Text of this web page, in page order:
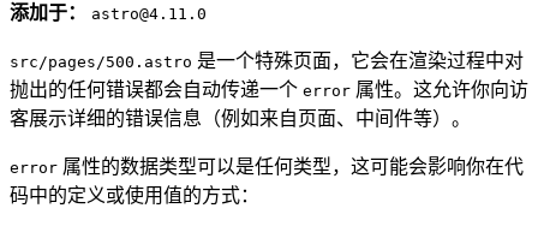
添加于： astro@4.11.0
src/pages/500.astro 是一个特殊页面，它会在渲染过程中对
抛出的任何错误都会自动传递一个 error 属性。这允许你向访
客展示详细的错误信息（例如来自页面、中间件等）。
error 属性的数据类型可以是任何类型，这可能会影响你在代
码中的定义或使用值的方式：